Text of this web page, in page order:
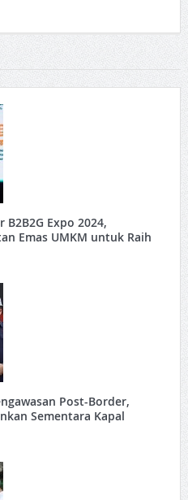
Expo 2024,
Emas UMKM untuk Raih
Post-Border,
Sementara Kapal